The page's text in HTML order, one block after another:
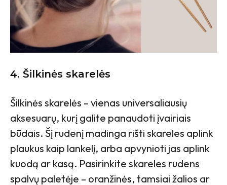
4. Šilkinės skarelės
Šilkinės skarelės – vienas universaliausių
aksesuarų, kurį galite panaudoti įvairiais
būdais. Šį rudenį madinga rišti skareles aplink
plaukus kaip lankelį, arba apvynioti jas aplink
kuodą ar kasą. Pasirinkite skareles rudens
spalvų paletėje – oranžinės, tamsiai žalios ar